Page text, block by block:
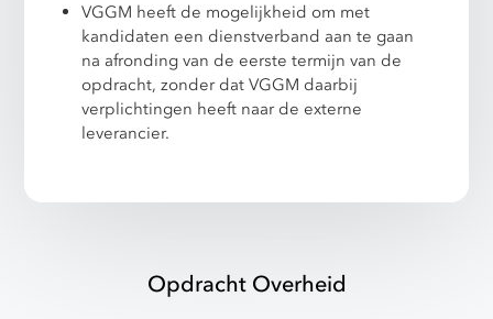
VGGM heeft de mogelijkheid om met
kandidaten een dienstverband aan te gaan
na afronding van de eerste termijn van de
opdracht, zonder dat VGGM daarbij
verplichtingen heeft naar de externe
leverancier.
Opdracht Overheid